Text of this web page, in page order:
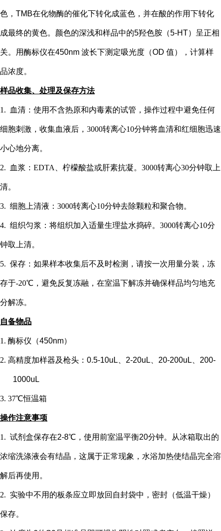
色，TMB在化物酶的催化下转化成蓝色，并在酸的作用下转化
成最终的黄色。颜色的深浅和样品中的5羟色胺（5-HT） 呈正相
关。用酶标仪在450nm 波长下测定吸光度（OD 值），计算样
品浓度。
样品收集、处理及保存方法
1. 血清：使用不含热原和内毒素的试管，操作过程中避免任何
细胞刺激，收集血液后，3000转离心10分钟将血清和红细胞迅速
小心地分离。
2. 血浆：EDTA、柠檬酸盐或肝素抗凝。3000转离心30分钟取上
清。
3. 细胞上清液：3000转离心10分钟去除颗粒和聚合物。
4. 组织匀浆：将组织加入适量生理盐水捣碎。3000转离心10分
钟取上清。
5. 保存：如果样本收集后不及时检测，请按一次用量分装，冻
存于-20℃，避免反复冻融，在室温下解冻并确保样品均匀地充
分解冻。
自备物品
1. 酶标仪（450nm）
2. 高精度加样器及枪头： 0.5-10uL、2-20uL、20-200uL、200-
1000uL
3. 37℃恒温箱
操作注意事项
1. 试剂盒保存在2-8℃，使用前室温平衡20分钟。从冰箱取出的
浓缩洗涤液会有结晶，这属于正常现象，水浴加热使结晶完全溶
解后再使用。
2. 实验中不用的板条应立即放回自封袋中，密封（低温干燥）
保存。